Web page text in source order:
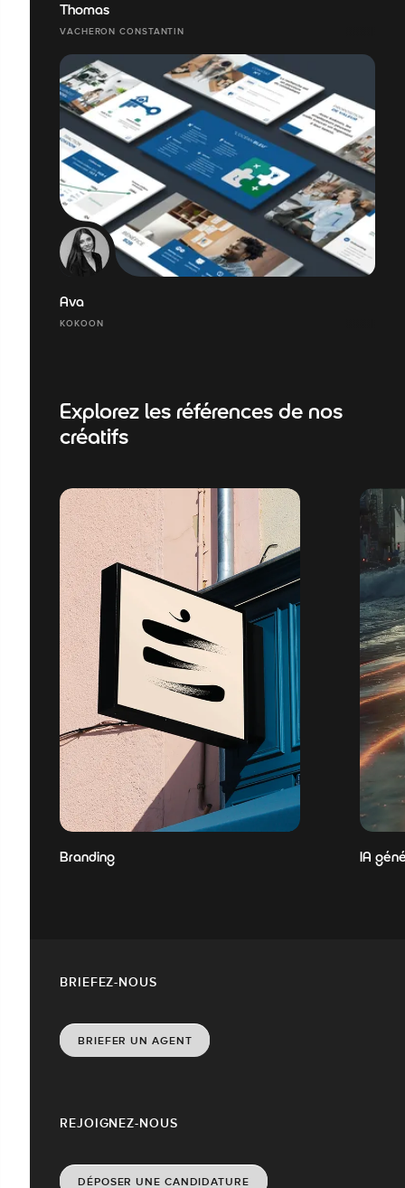
Thomas
VACHERON CONSTANTIN
Ava
KOKOON
Explorez les références de nos
créatifs
Branding IA
REJOIGNEZ-NOUS
DÉPOSER UNE CANDIDATURE
BRIEFEZ-NOUS
BRIEFER UN AGENT